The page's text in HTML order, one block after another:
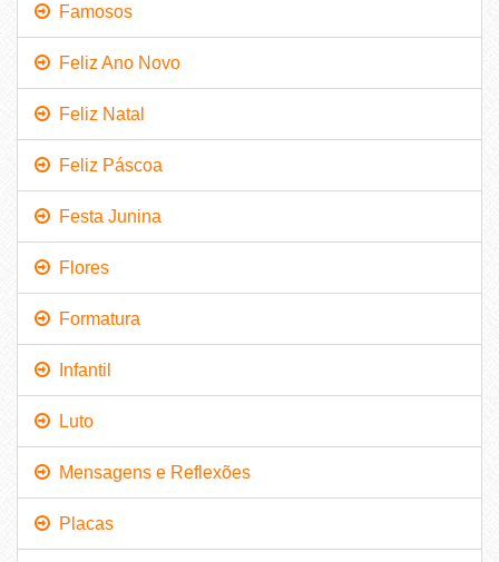
Famosos
Feliz Ano Novo
Feliz Natal
Feliz Páscoa
Festa Junina
Flores
Formatura
Infantil
Luto
Mensagens e Reflexões
Placas